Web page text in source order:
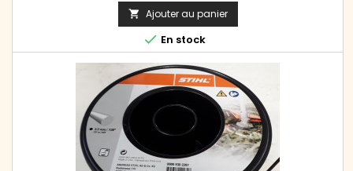
 Ajouter au panier
 En stock